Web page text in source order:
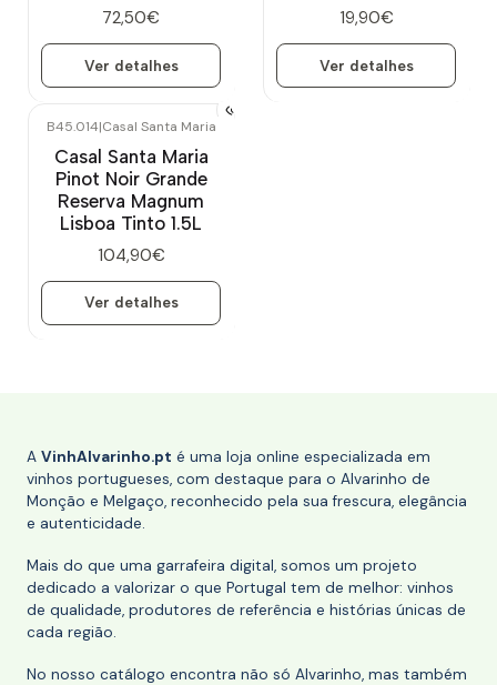
72,50€
Ver detalhes
19,90€
Ver detalhes
B45.014|Casal Santa Maria
Casal Santa Maria
Pinot Noir Grande
Reserva Magnum
Lisboa Tinto 1.5L
104,90€
Ver detalhes
A VinhAlvarinho.pt é uma loja online especializada em
vinhos portugueses, com destaque para o Alvarinho de
Monção e Melgaço, reconhecido pela sua frescura, elegância
e autenticidade.
Mais do que uma garrafeira digital, somos um projeto
dedicado a valorizar o que Portugal tem de melhor: vinhos
de qualidade, produtores de referência e histórias únicas de
cada região.
No nosso catálogo encontra não só Alvarinho, mas também